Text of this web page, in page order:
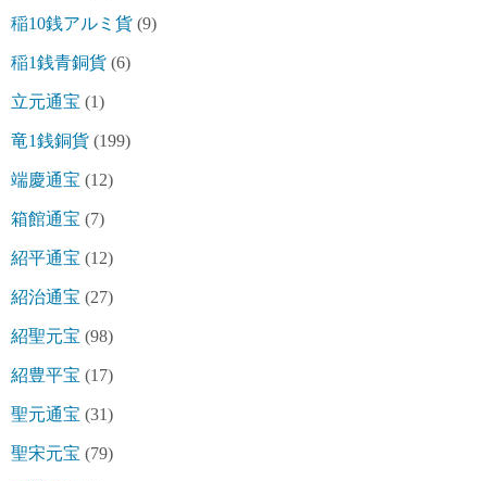
稲10銭アルミ貨 (9)
稲1銭青銅貨 (6)
立元通宝 (1)
竜1銭銅貨 (199)
端慶通宝 (12)
箱館通宝 (7)
紹平通宝 (12)
紹治通宝 (27)
紹聖元宝 (98)
紹豊平宝 (17)
聖元通宝 (31)
聖宋元宝 (79)